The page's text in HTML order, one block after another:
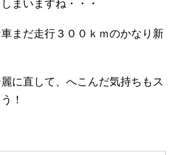
まいますね・・・
まだ走行３００ｋｍのかなり新
に直して、へこんだ気持ちもス
！